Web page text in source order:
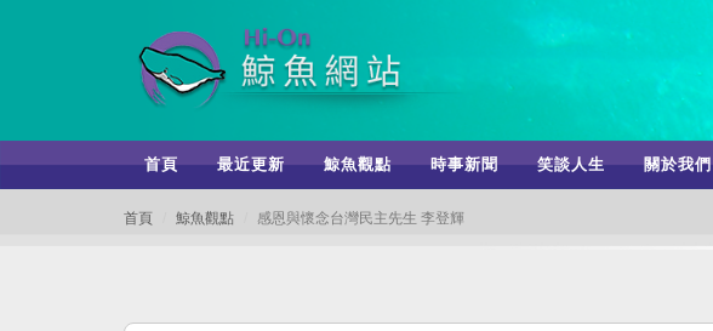
首頁 最近更新 鯨魚觀點 時事新聞 笑談人生 關於我們
首頁 鯨魚觀點 感恩與懷念台灣民主先生 李登輝